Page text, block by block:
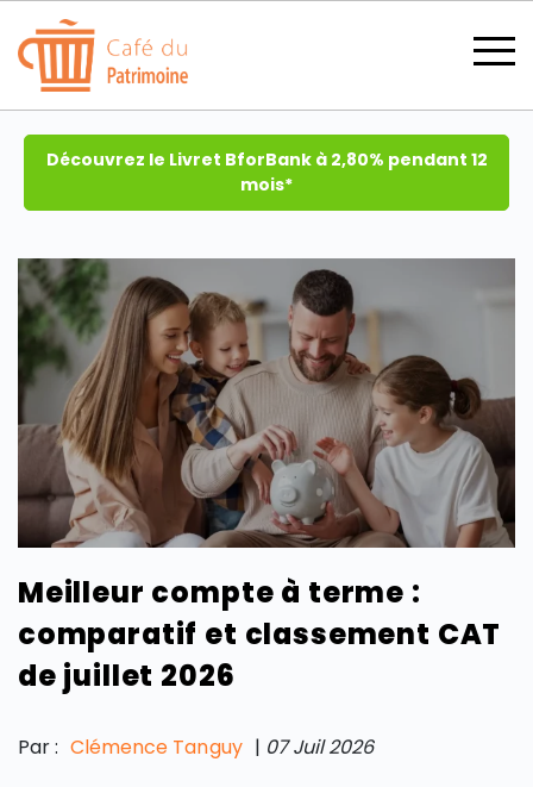
SECTIONS
CATÉGORIES
TOUS LES THÈMES
Découvrez le Livret BforBank à 2,80% pendant 12
mois*
Meilleur compte à terme :
comparatif et classement CAT
de juillet 2026
Par : Clémence Tanguy | 07 Juil 2026